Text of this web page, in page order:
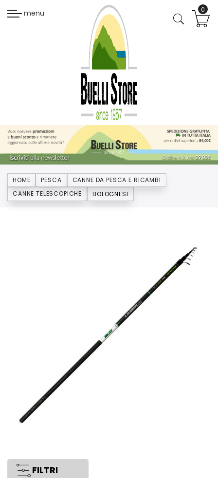
menu
HOME PESCA
CANNE DA PESCA E RICAMBI
CANNE TELESCOPICHE
BOLOGNESI
FILTRI